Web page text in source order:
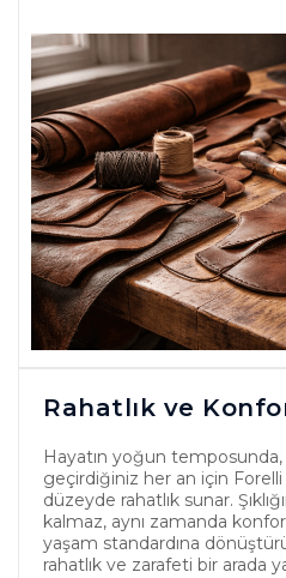
Rahatlık ve
Hayatın yoğun
geçirdiğiniz her an için Forelli
düzeyde rahatlık sunar.
kalmaz, aynı zamanda
yaşam standardına
rahatlık ve zarafeti bir arada